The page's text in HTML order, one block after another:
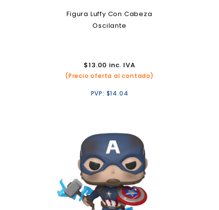
Figura Luffy Con Cabeza
Oscilante
$13.00 inc. IVA
(Precio oferta al contado)
PVP: $14.04